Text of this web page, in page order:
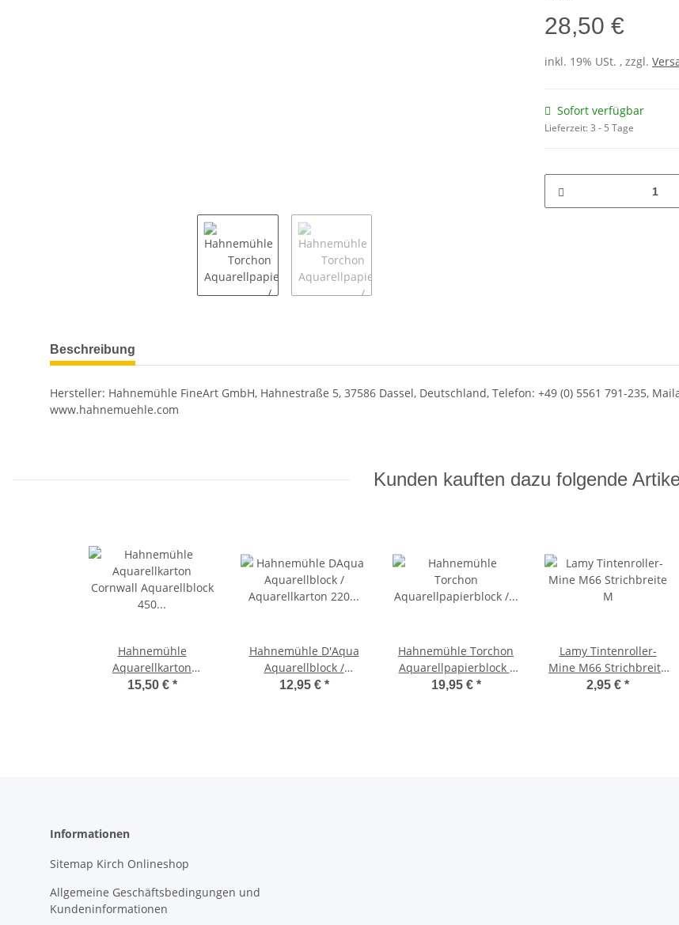
28,50 €
inkl. 19% USt. , zzgl.
Sofort verfügbar
Lieferzeit:3 - 5 Tage
Beschreibung
Hersteller: Hahnemühle FineArt GmbH, Hahnestraße 5, 37586 Dassel, Deutschland, Telefon: +49 (0) 5561 791-235,
www.hahnemuehle.com
Kunden kauften dazu folgende
Hahnemühle
Aquarellkarton
Cornwall Aquarellblock
15,50 € *
Hahnemühle D'Aqua
Aquarellblock /
Aquarellkarton 220
12,95 € *
Hahnemühle Torchon
Aquarellpapierblock /
Aquarellkarton 275
19,95 € *
Lamy Tintenroller-
Mine M66 Strichbreite
M
2,95 € *
Informationen
Sitemap Kirch Onlineshop
Allgemeine Geschäftsbedingungen und
Kundeninformationen